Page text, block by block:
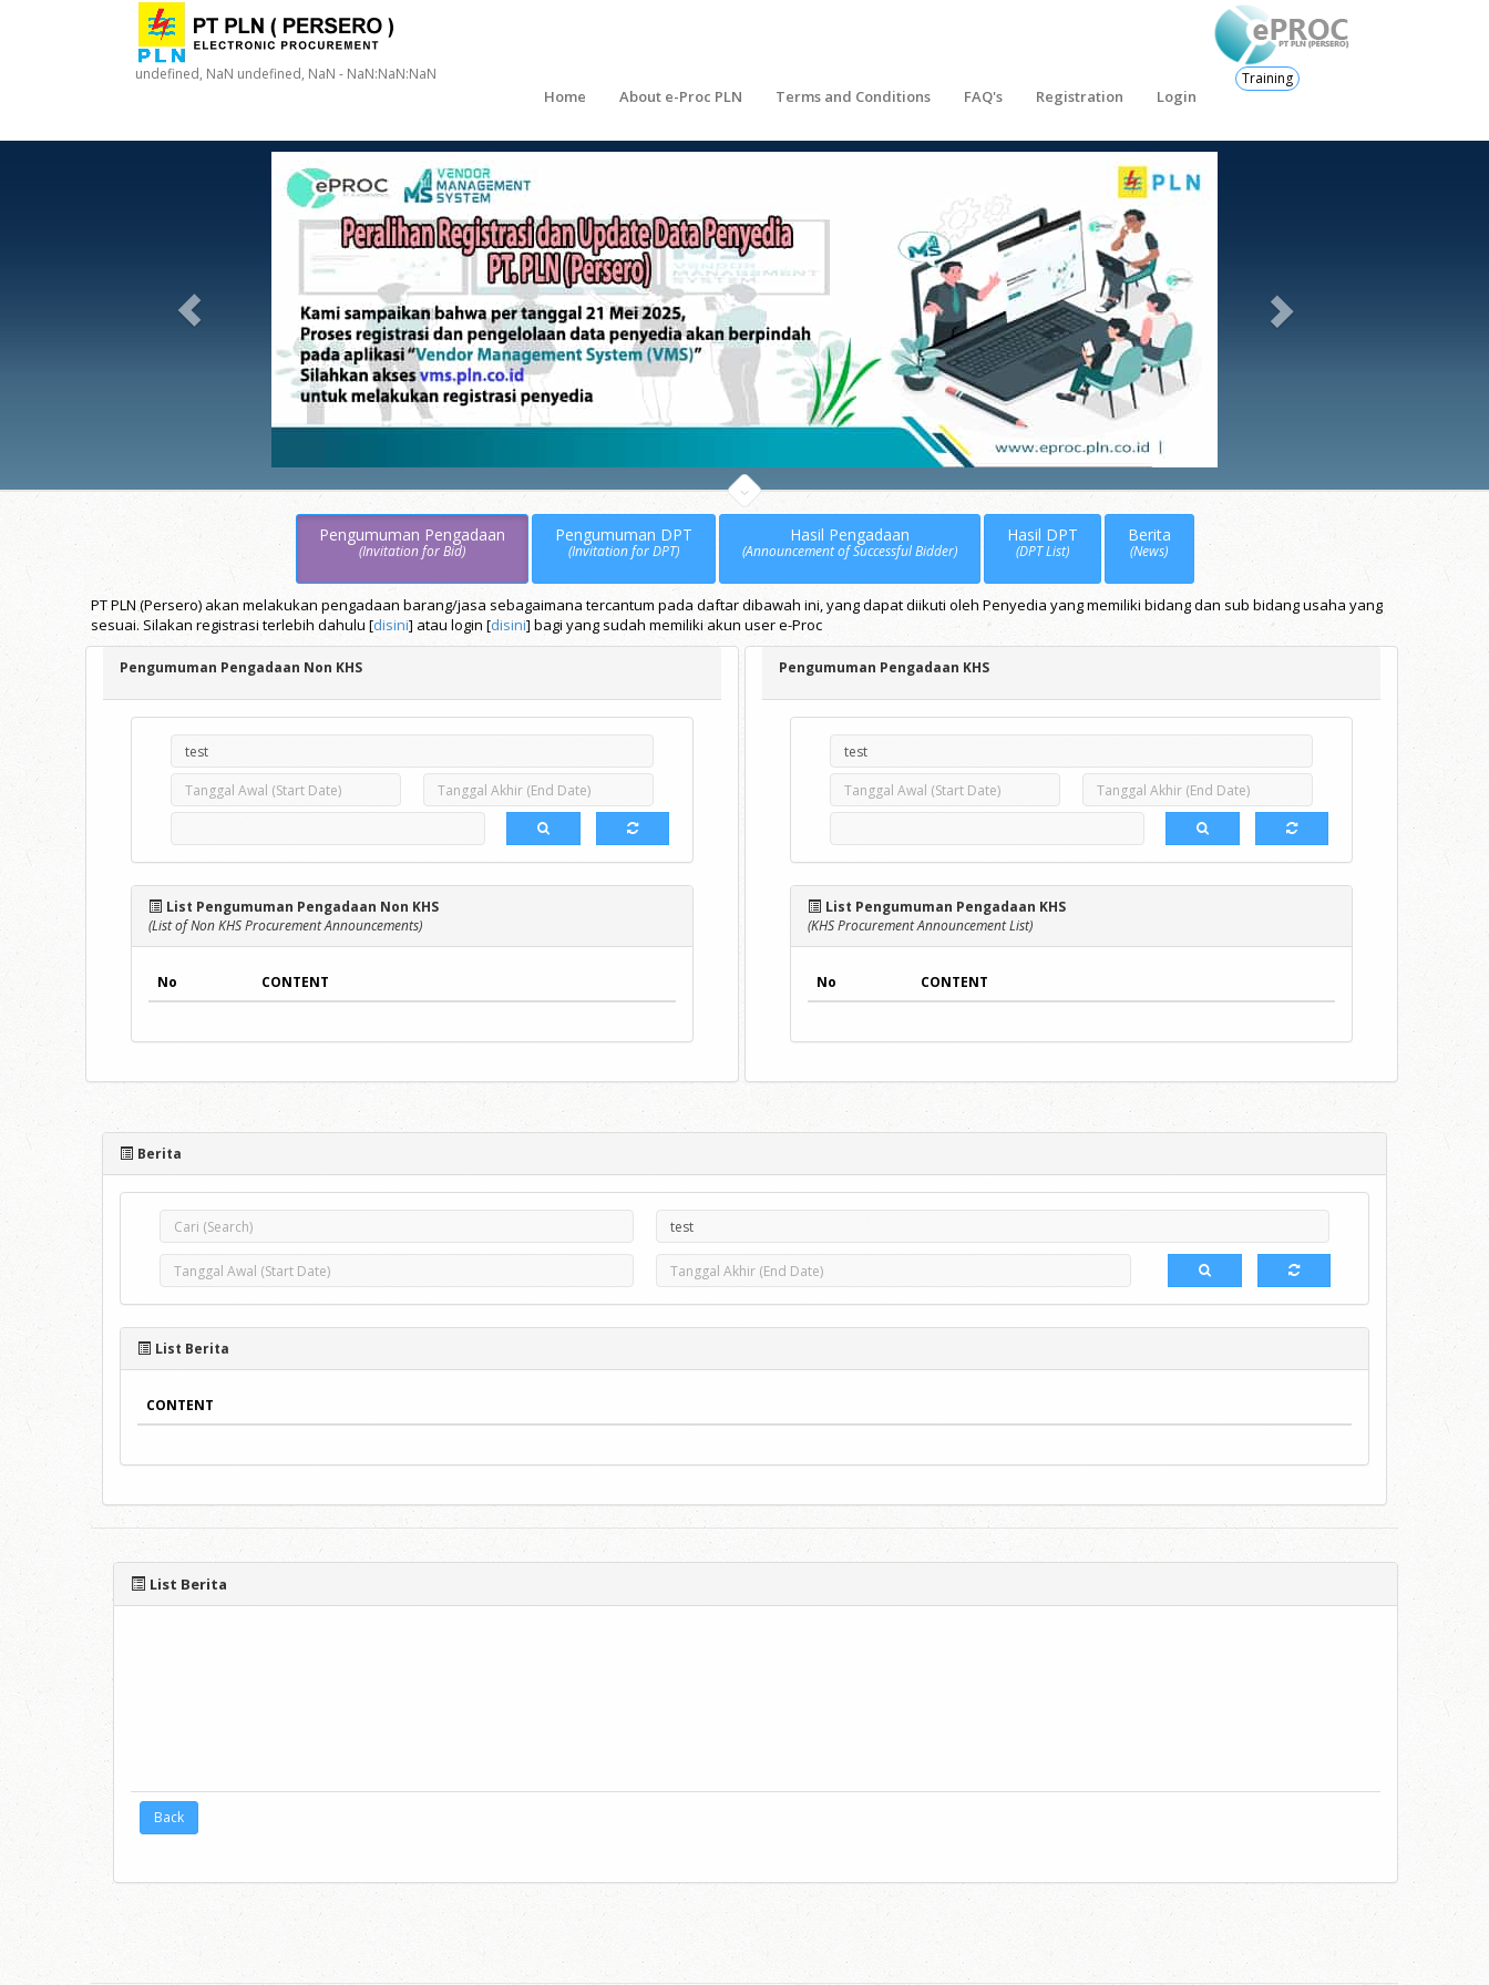
undefined, NaN undefined, NaN - NaN:NaN:NaN Training
Home About e-Proc PLN Terms and Conditions FAQ's Registration Login
Pengumuman Pengadaan
(Invitation for Bid)
Pengumuman DPT
(Invitation for DPT)
Hasil Pengadaan
(Announcement of Successful Bidder)
Hasil DPT
(DPT List)
Berita
(News)
PT PLN (Persero) akan melakukan pengadaan barang/jasa sebagaimana tercantum pada daftar dibawah ini, yang dapat diikuti oleh Penyedia yang memiliki bidang dan sub bidang usaha yang
sesuai. Silakan registrasi terlebih dahulu [disini] atau login [disini] bagi yang sudah memiliki akun user e-Proc
Pengumuman Pengadaan Non KHS
List Pengumuman Pengadaan Non KHS
(List of Non KHS Procurement Announcements)
No CONTENT
Pengumuman Pengadaan KHS
List Pengumuman Pengadaan KHS
(KHS Procurement Announcement List)
No CONTENT
Berita
List Berita
CONTENT
List Berita
Back